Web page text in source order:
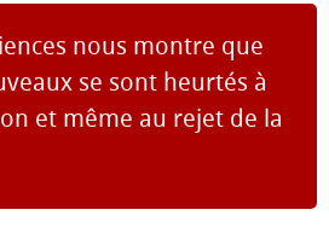
nous montre que
se sont heurtés à
et même au rejet de la